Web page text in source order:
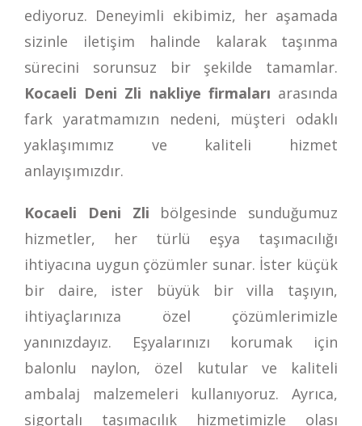
ediyoruz. Deneyimli ekibimiz, her aşamada
sizinle iletişim halinde kalarak taşınma
sürecini sorunsuz bir şekilde tamamlar.
Kocaeli Deni Zli nakliye firmaları arasında
fark yaratmamızın nedeni, müşteri odaklı
yaklaşımımız ve kaliteli hizmet
anlayışımızdır.
Kocaeli Deni Zli bölgesinde sunduğumuz
hizmetler, her türlü eşya taşımacılığı
ihtiyacına uygun çözümler sunar. İster küçük
bir daire, ister büyük bir villa taşıyın,
ihtiyaçlarınıza özel çözümlerimizle
yanınızdayız. Eşyalarınızı korumak için
balonlu naylon, özel kutular ve kaliteli
ambalaj malzemeleri kullanıyoruz. Ayrıca,
sigortalı taşımacılık hizmetimizle olası